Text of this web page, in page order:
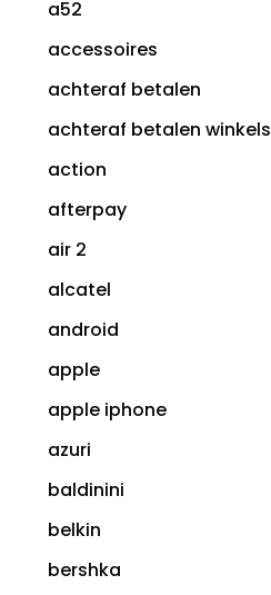
a52
accessoires
achteraf betalen
achteraf betalen winkels
action
afterpay
air 2
alcatel
android
apple
apple iphone
azuri
baldinini
belkin
bershka